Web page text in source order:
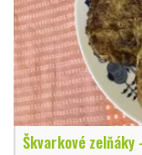
Škvarkové zelňáky